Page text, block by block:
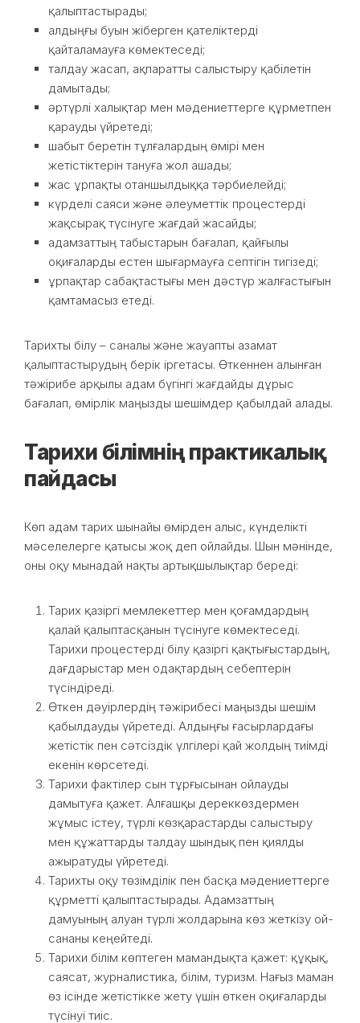
қалыптастырады;
алдыңғы буын жіберген қателіктерді
қайталамауға көмектеседі;
талдау жасап, ақпаратты салыстыру қабілетін
дамытады;
әртүрлі халықтар мен мәдениеттерге құрметпен
қарауды үйретеді;
шабыт беретін тұлғалардың өмірі мен
жетістіктерін тануға жол ашады;
жас ұрпақты отаншылдыққа тәрбиелейді;
күрделі саяси және әлеуметтік процестерді
жақсырақ түсінуге жағдай жасайды;
адамзаттың табыстарын бағалап, қайғылы
оқиғаларды естен шығармауға септігін тигізеді;
ұрпақтар сабақтастығы мен дәстүр жалғастығын
қамтамасыз етеді.
Тарихты білу – саналы және жауапты азамат
қалыптастырудың берік іргетасы. Өткеннен алынған
тәжірибе арқылы адам бүгінгі жағдайды дұрыс
бағалап, өмірлік маңызды шешімдер қабылдай алады.
Тарихи білімнің практикалық
пайдасы
Көп адам тарих шынайы өмірден алыс, күнделікті
мәселелерге қатысы жоқ деп ойлайды. Шын мәнінде,
оны оқу мынадай нақты артықшылықтар береді:
Тарих қазіргі мемлекеттер мен қоғамдардың
қалай қалыптасқанын түсінуге көмектеседі.
Тарихи процестерді білу қазіргі қақтығыстардың,
дағдарыстар мен одақтардың себептерін
түсіндіреді.
Өткен дәуірлердің тәжірибесі маңызды шешім
қабылдауды үйретеді. Алдыңғы ғасырлардағы
жетістік пен сәтсіздік үлгілері қай жолдың тиімді
екенін көрсетеді.
Тарихи фактілер сын тұрғысынан ойлауды
дамытуға қажет. Алғашқы дереккөздермен
жұмыс істеу, түрлі көзқарастарды салыстыру
мен құжаттарды талдау шындық пен қиялды
ажыратуды үйретеді.
Тарихты оқу төзімділік пен басқа мәдениеттерге
құрметті қалыптастырады. Адамзаттың
дамуының алуан түрлі жолдарына көз жеткізу ой-
сананы кеңейтеді.
Тарихи білім көптеген мамандықта қажет: құқық,
саясат, журналистика, білім, туризм. Нағыз маман
өз ісінде жетістікке жету үшін өткен оқиғаларды
түсінуі тиіс.